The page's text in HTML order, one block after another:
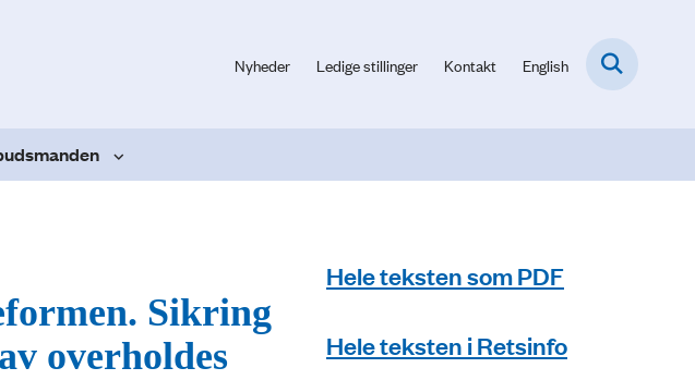
Nyheder Ledige stillinger Kontakt English
Sikring
overholdes
Hele teksten som PDF
Hele teksten i Retsinfo